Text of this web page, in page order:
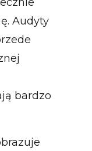
Audyty
bardzo